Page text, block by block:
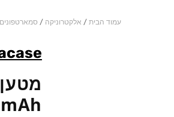
עמוד הבית / אלקטרוניקה / סמארטפונים